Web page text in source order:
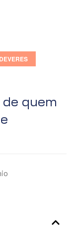
quem